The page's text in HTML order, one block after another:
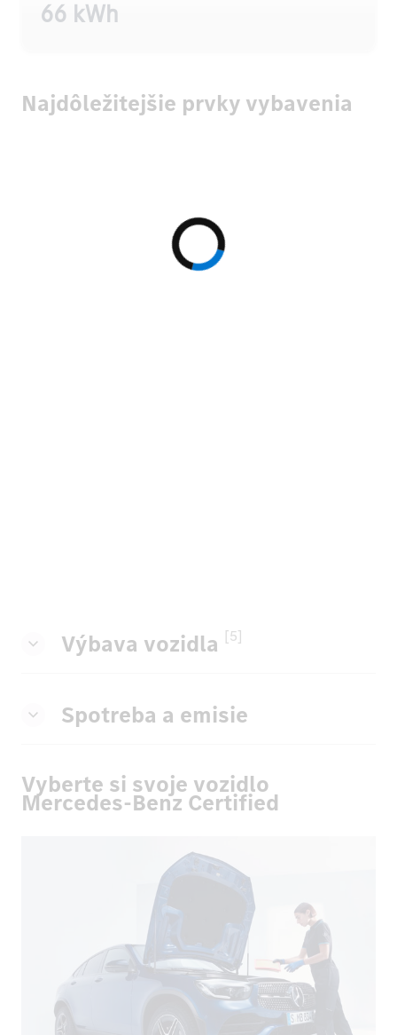
66 kWh
Najdôležitejšie prvky vybavenia
Výbava vozidla [5]
Spotreba a emisie
Vyberte si svoje vozidlo
Mercedes-Benz Certified